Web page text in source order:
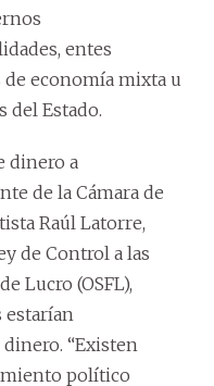
entes
economía mixta u
del Estado.
dinero a
de la Cámara de
Raúl Latorre,
de Control a las
Lucro (OSFL),
estarían
“Existen
político